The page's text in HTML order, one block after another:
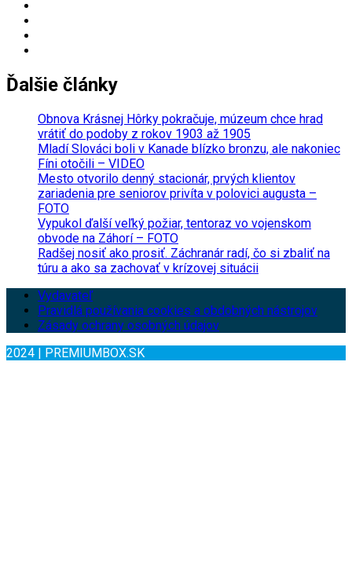
Ďalšie články
Obnova Krásnej Hôrky pokračuje, múzeum chce hrad
vrátiť do podoby z rokov 1903 až 1905
Mladí Slováci boli v Kanade blízko bronzu, ale nakoniec
Fíni otočili – VIDEO
Mesto otvorilo denný stacionár, prvých klientov
zariadenia pre seniorov privíta v polovici augusta –
FOTO
Vypukol ďalší veľký požiar, tentoraz vo vojenskom
obvode na Záhorí – FOTO
Radšej nosiť ako prosiť. Záchranár radí, čo si zbaliť na
túru a ako sa zachovať v krízovej situácii
Vydavateľ
Pravidlá používania cookies a obdobných nástrojov
Zásady ochrany osobných údajov
2024 | PREMIUMBOX.SK